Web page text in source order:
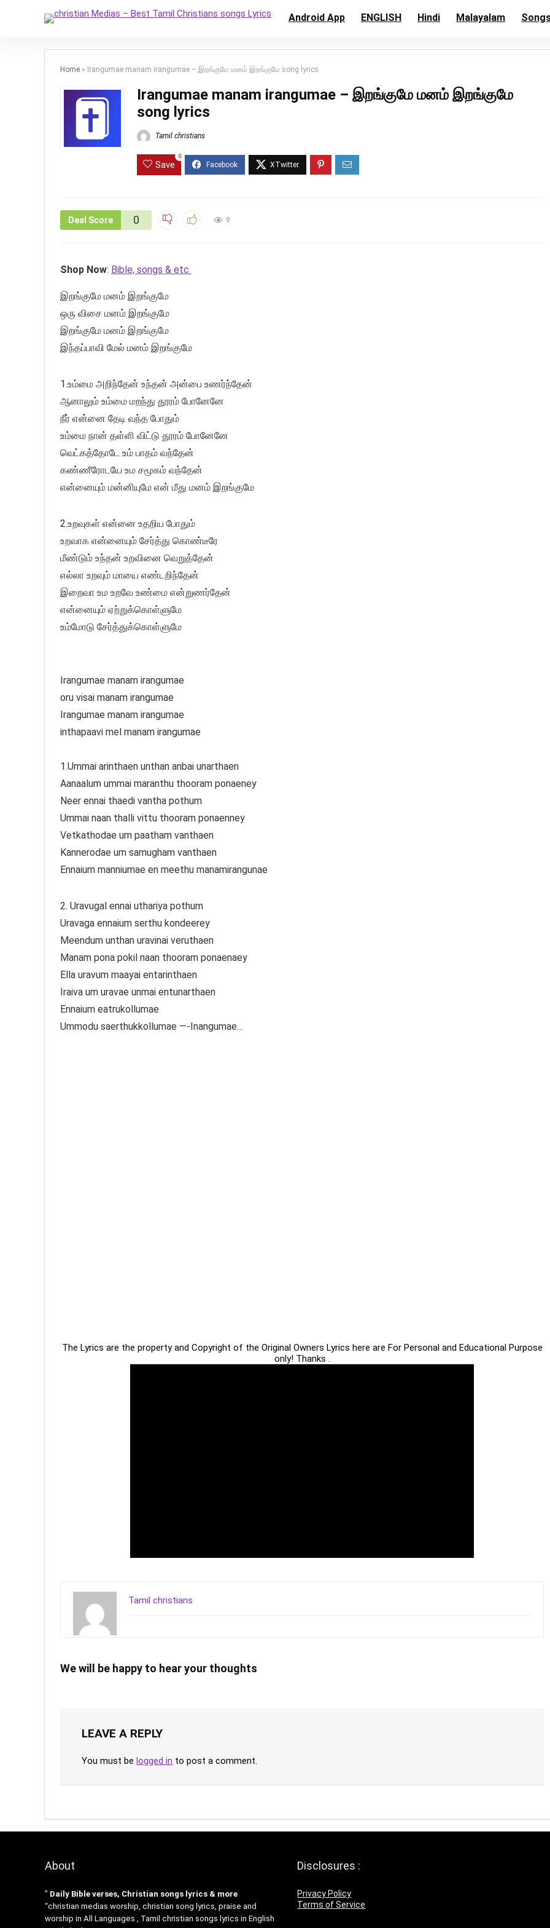
Android App ENGLISH Hindi Malayalam
Home » Irangumae manam irangumae – இறங்குமே மனம் இறங்குமே song lyrics
Irangumae manam irangumae – இறங்குமே மனம் இறங்குமே
song lyrics
Tamil christians
Save
0
Deal Score 0 9
Shop Now: Bible, songs & etc
இறங்குமே மனம் இறங்குமே
ஒரு விசை மனம் இறங்குமே
இறங்குமே மனம் இறங்குமே
இந்தப்பாவி மேல் மனம் இறங்குமே
1.உம்மை அறிந்தேன் உந்தன் அன்பை உணர்ந்தேன்
ஆனாலும் உம்மை மறந்து தூரம் போனேனே
நீர் என்னை தேடி வந்த போதும்
உம்மை நான் தள்ளி விட்டு தூரம் போனேனே
வெட்கத்தோடே உம் பாதம் வந்தேன்
கண்ணீரோடயே உம சமூகம் வந்தேன்
என்னையும் மன்னியுமே என் மீது மனம் இறங்குமே
2.உறவுகள் என்னை உதறிய போதும்
உறவாக என்னையும் சேர்த்து கொண்டீரே
மீண்டும் உந்தன் உறவினை வெறுத்தேன்
எல்லா உறவும் மாயை எண்டறிந்தேன்
இறைவா உம உறவே உண்மை என்றுணர்தேன்
என்னையும் ஏற்றுக்கொள்ளுமே
உம்மோடு சேர்த்துக்கொள்ளுமே
Irangumae manam irangumae
oru visai manam irangumae
Irangumae manam irangumae
inthapaavi mel manam irangumae
1.Ummai arinthaen unthan anbai unarthaen
Aanaalum ummai maranthu thooram ponaeney
Neer ennai thaedi vantha pothum
Ummai naan thalli vittu thooram ponaenney
Vetkathodae um paatham vanthaen
Kannerodae um samugham vanthaen
Ennaium manniumae en meethu manamirangunae
2. Uravugal ennai uthariya pothum
Uravaga ennaium serthu kondeerey
Meendum unthan uravinai veruthaen
Manam pona pokil naan thooram ponaenaey
Ella uravum maayai entarinthaen
Iraiva um uravae unmai entunarthaen
Ennaium eatrukollumae
Ummodu saerthukkollumae —-Inangumae…
The Lyrics are the property and Copyright of the Original Owners Lyrics here are For Personal and Educational Purpose
only! Thanks .
Tamil christians
We will be happy to hear your thoughts
LEAVE A REPLY
You must be logged in to post a comment.
About
” Daily Bible verses, Christian songs lyrics & more
“christian medias worship, christian song lyrics, praise and
worship in All Languages , Tamil christian songs lyrics in English
Disclosures :
Privacy Policy
Terms of Service